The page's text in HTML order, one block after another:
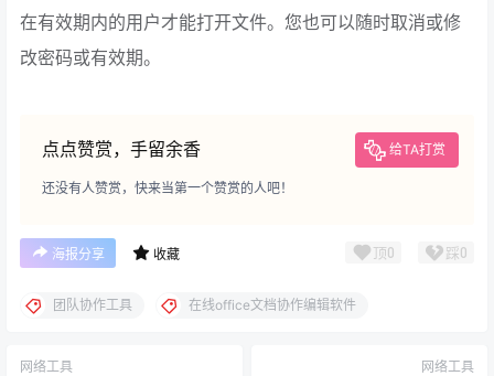
在有效期内的用户才能打开文件。您也可以随时取消或修
改密码或有效期。
点点赞赏，手留余香 给TA打赏
还没有人赞赏，快来当第一个赞赏的人吧！
海报分享 收藏 顶0 踩0
团队协作工具 在线office文档协作编辑软件
网络工具 网络工具